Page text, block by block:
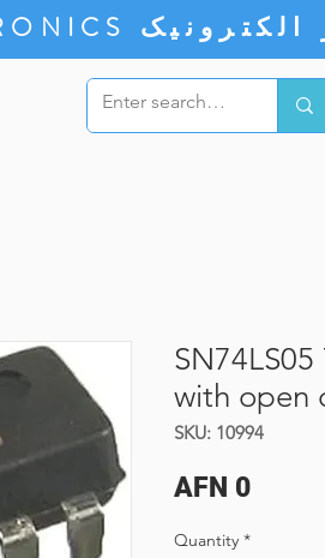
with open
SKU: 10994
AFN 0Price
Quantity *